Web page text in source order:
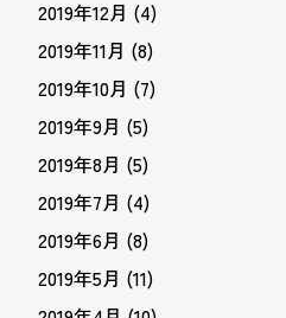
2019年12月 (4)
2019年11月 (8)
2019年10月 (7)
2019年9月 (5)
2019年8月 (5)
2019年7月 (4)
2019年6月 (8)
2019年5月 (11)